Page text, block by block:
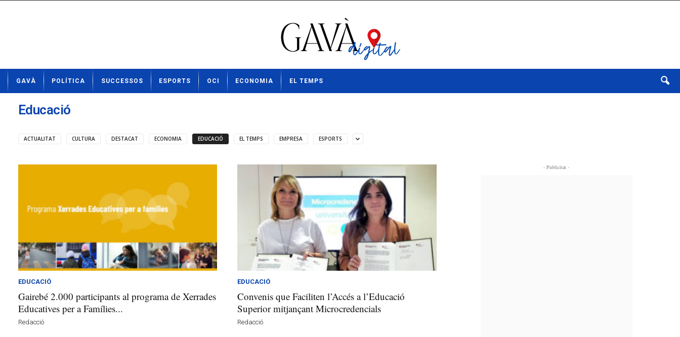
t
GAVÀ POLÍTICA SUCCESSOS ESPORTS OCI ECONOMIA EL TEMPS
Educació
ACTUALITAT CULTURA DESTACAT ECONOMIA EDUCACIÓ EL TEMPS EMPRESA ESPORTS
EDUCACIÓ
Gairebé 2.000 participants al programa de Xerrades
Educatives per a Famílies...
Redacció
EDUCACIÓ
Convenis que Faciliten l’Accés a l’Educació
Superior mitjançant Microcredencials
Redacció
- Publicitat -